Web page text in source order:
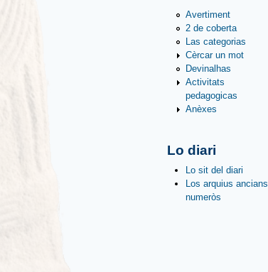
Avertiment
2 de coberta
Las categorias
Cèrcar un mot
Devinalhas
Activitats
pedagogicas
Anèxes
Lo diari
Lo sit del diari
Los arquius ancians
numeròs